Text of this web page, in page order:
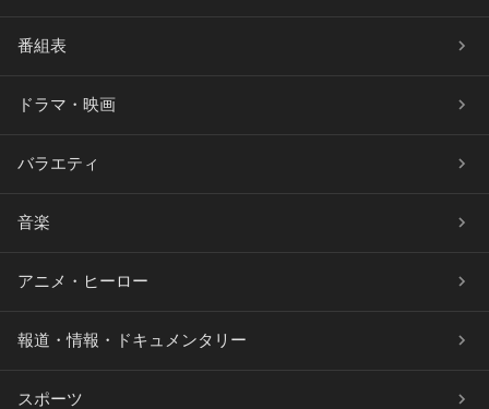
番組表
ドラマ・映画
バラエティ
音楽
アニメ・ヒーロー
報道・情報・ドキュメンタリー
スポーツ